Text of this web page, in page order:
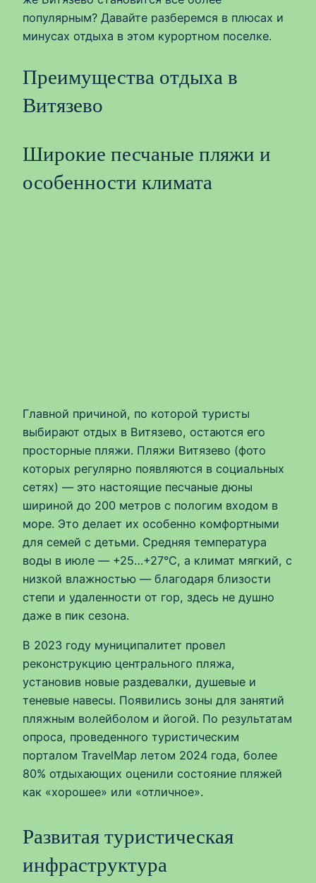
популярным? Давайте разберемся в плюсах и
минусах отдыха в этом курортном поселке.
Преимущества отдыха в
Витязево
Широкие песчаные пляжи и
особенности климата
Главной причиной, по которой туристы
выбирают отдых в Витязево, остаются его
просторные пляжи. Пляжи Витязево (фото
которых регулярно появляются в социальных
сетях) — это настоящие песчаные дюны
шириной до 200 метров с пологим входом в
море. Это делает их особенно комфортными
для семей с детьми. Средняя температура
воды в июле — +25…+27°C, а климат мягкий, с
низкой влажностью — благодаря близости
степи и удаленности от гор, здесь не душно
даже в пик сезона.
В 2023 году муниципалитет провел
реконструкцию центрального пляжа,
установив новые раздевалки, душевые и
теневые навесы. Появились зоны для занятий
пляжным волейболом и йогой. По результатам
опроса, проведенного туристическим
порталом TravelMap летом 2024 года, более
80% отдыхающих оценили состояние пляжей
как «хорошее» или «отличное».
Развитая туристическая
инфраструктура